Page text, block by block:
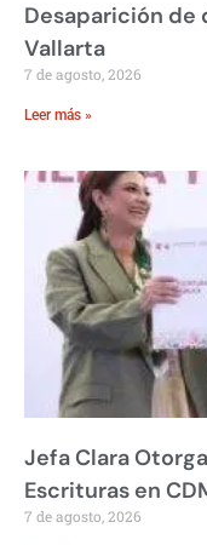
Desaparición de
Vallarta
7 de agosto, 2026
Leer más »
Jefa Clara
Escrituras en
7 de agosto, 2026